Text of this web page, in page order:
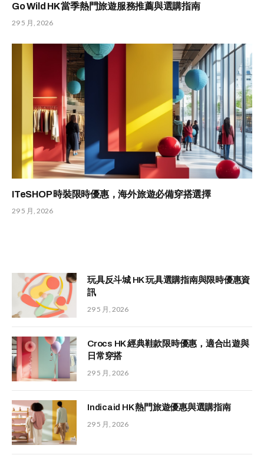
Go Wild HK 當季熱門旅遊服務推薦與選購指南
29 5 月, 2026
ITeSHOP 時裝限時優惠，海外旅遊必備穿搭選擇
29 5 月, 2026
玩具反斗城 HK 玩具選購指南與限時優惠資
訊
29 5 月, 2026
Crocs HK 經典鞋款限時優惠，適合出遊與
日常穿搭
29 5 月, 2026
Indicaid HK 熱門旅遊優惠與選購指南
29 5 月, 2026